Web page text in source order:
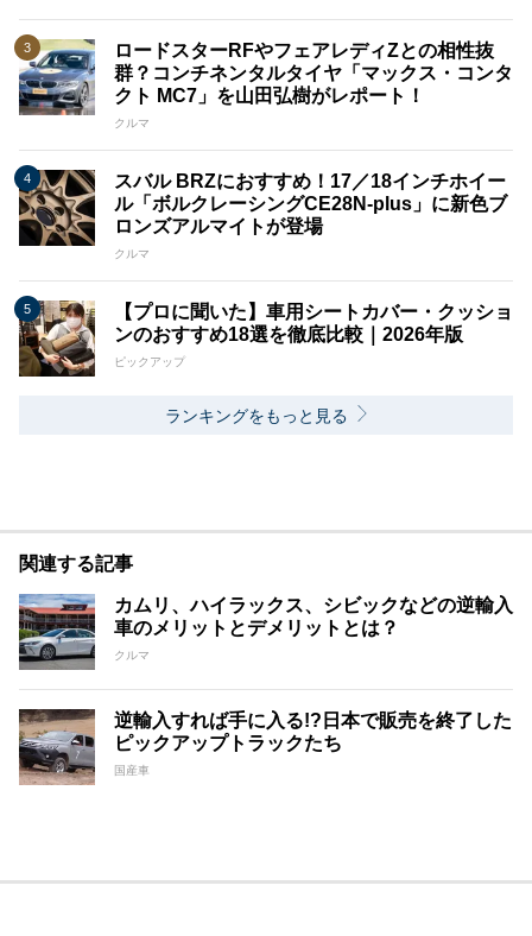
ロードスターRFやフェアレディZとの相性抜
群？コンチネンタルタイヤ「マックス・コンタ
クト MC7」を山田弘樹がレポート！
クルマ
スバル BRZにおすすめ！17／18インチホイー
ル「ボルクレーシングCE28N-plus」に新色ブ
ロンズアルマイトが登場
クルマ
【プロに聞いた】車用シートカバー・クッショ
ンのおすすめ18選を徹底比較｜2026年版
ピックアップ
ランキングをもっと見る
関連する記事
カムリ、ハイラックス、シビックなどの逆輸入
車のメリットとデメリットとは？
クルマ
逆輸入すれば手に入る!?日本で販売を終了した
ピックアップトラックたち
国産車